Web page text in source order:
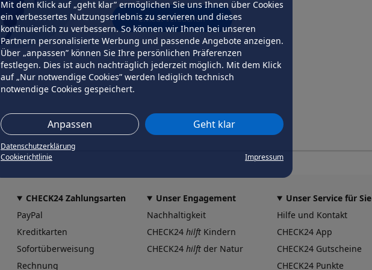
Mit dem Klick auf „geht klar” ermöglichen Sie uns Ihnen über Cookies
ein verbessertes Nutzungserlebnis zu servieren und dieses
kontinuierlich zu verbessern. So können wir Ihnen bei unseren
Partnern personalisierte Werbung und passende Angebote anzeigen.
Über „anpassen” können Sie Ihre persönlichen Präferenzen
festlegen. Dies ist auch nachträglich jederzeit möglich. Mit dem Klick
auf „Nur notwendige Cookies” werden lediglich technisch
notwendige Cookies gespeichert.
Anpassen Geht klar
Datenschutzerklärung
Cookierichtlinie
Impressum
erneut versuchen
CHECK24 Zahlungsarten
PayPal
Kreditkarten
Sofortüberweisung
Rechnung
Unser Engagement
Nachhaltigkeit
CHECK24 hilft Kindern
CHECK24 hilft der Natur
Unser Service für Sie
Hilfe und Kontakt
CHECK24 App
CHECK24 Gutscheine
CHECK24 Punkte